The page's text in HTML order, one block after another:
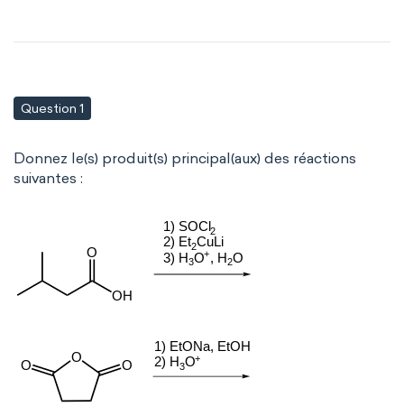
Question 1
Donnez le(s) produit(s) principal(aux) des réactions
suivantes :